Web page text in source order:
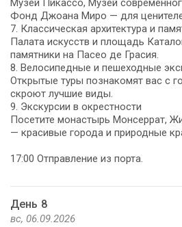
Фонд Джоана Миро — для
7. Классическая архитектура и
Палата искусств и площадь
памятники на Пасео де Грасия.
8. Велосипедные и пешеходные
Открытые туры познакомят вас с
скроют лучшие виды.
9. Экскурсии в окрестности
Посетите монастырь Монсеррат,
— красивые города и природные
17:00 Отправление из порта.
День 8
вс, 06.09.2026